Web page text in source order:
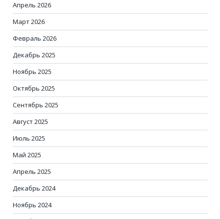
Апрель 2026
Март 2026
Февраль 2026
Декабрь 2025
Ноябрь 2025
Октябрь 2025
Сентябрь 2025
Август 2025
Июль 2025
Май 2025
Апрель 2025
Декабрь 2024
Ноябрь 2024